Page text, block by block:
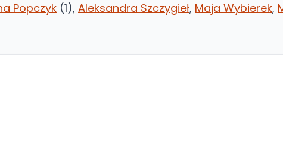
Popczyk (1), Aleksandra Szczygieł, Maja Wybierek,